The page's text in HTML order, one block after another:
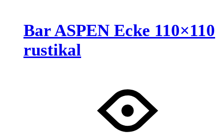
Bar ASPEN Ecke 110×110
rustikal